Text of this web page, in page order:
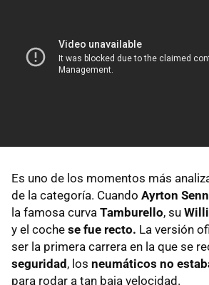
Es uno de los momentos más
de la categoría. Cuando Ayrton
la famosa curva Tamburello, su
y el coche se fue recto. La versión
ser la primera carrera en la que se
seguridad, los neumáticos no
para rodar a tan baja velocidad.